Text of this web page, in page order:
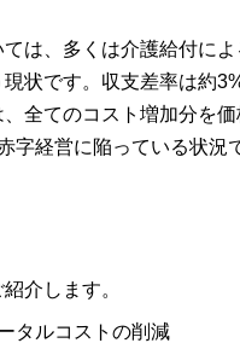
は、多くは介護給付によ
状です。収支差率は約
全てのコスト増加分を
字経営に陥っている状況
介します。
タルコストの削減